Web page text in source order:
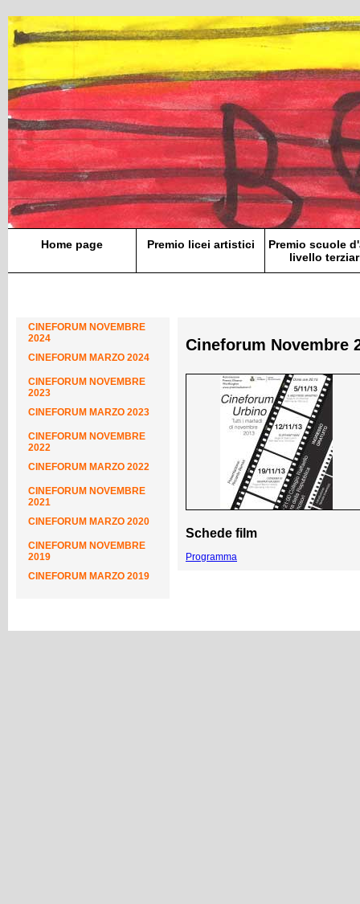
Home page Premio licei artistici
Premio scuole
livello
CINEFORUM NOVEMBRE
2024
CINEFORUM MARZO 2024
CINEFORUM NOVEMBRE
2023
CINEFORUM MARZO 2023
CINEFORUM NOVEMBRE
2022
CINEFORUM MARZO 2022
CINEFORUM NOVEMBRE
2021
CINEFORUM MARZO 2020
CINEFORUM NOVEMBRE
2019
CINEFORUM MARZO 2019
Cineforum Novembre
Schede film
Programma